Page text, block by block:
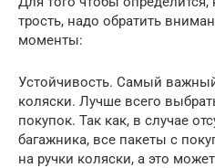
трость, надо обратить
моменты:
Устойчивость. Самый
коляски. Лучше всего
покупок. Так как, в случае
багажника, все пакеты с
на ручки коляски, а это